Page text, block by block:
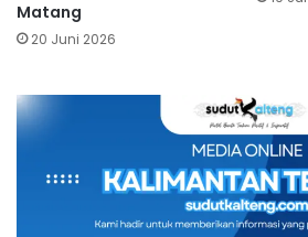
Matang
20 Juni 2026